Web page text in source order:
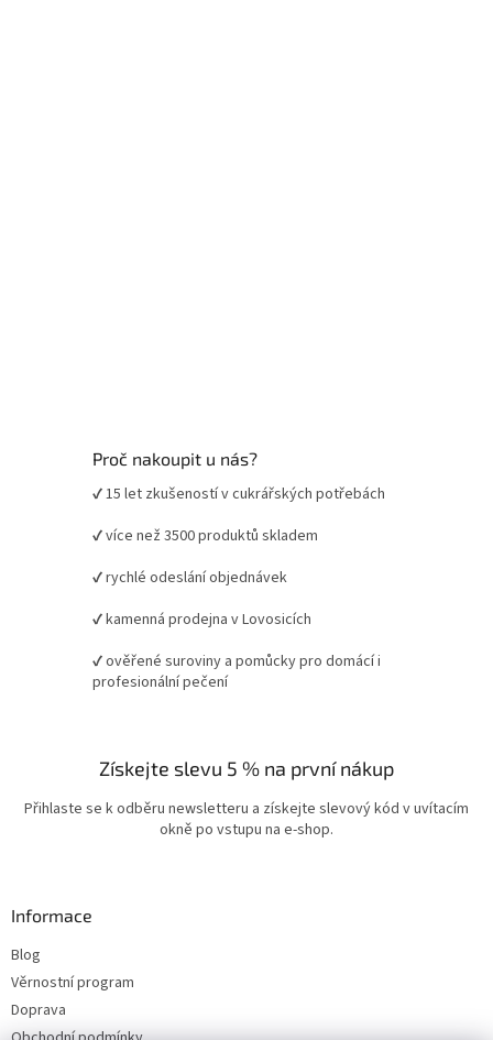
Proč nakoupit u nás?
✔ 15 let zkušeností v cukrářských potřebách
✔ více než 3500 produktů skladem
✔ rychlé odeslání objednávek
✔ kamenná prodejna v Lovosicích
✔ ověřené suroviny a pomůcky pro domácí i
profesionální pečení
Získejte slevu 5 % na první nákup
Přihlaste se k odběru newsletteru a získejte slevový kód v uvítacím
okně po vstupu na e-shop.
Informace
Blog
Věrnostní program
Doprava